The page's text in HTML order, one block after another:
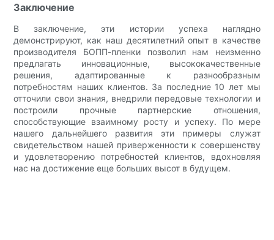
Заключение
В заключение, эти истории успеха наглядно
демонстрируют, как наш десятилетний опыт в качестве
производителя БОПП-пленки позволил нам неизменно
предлагать инновационные, высококачественные
решения, адаптированные к разнообразным
потребностям наших клиентов. За последние 10 лет мы
отточили свои знания, внедрили передовые технологии и
построили прочные партнерские отношения,
способствующие взаимному росту и успеху. По мере
нашего дальнейшего развития эти примеры служат
свидетельством нашей приверженности к совершенству
и удовлетворению потребностей клиентов, вдохновляя
нас на достижение еще больших высот в будущем.